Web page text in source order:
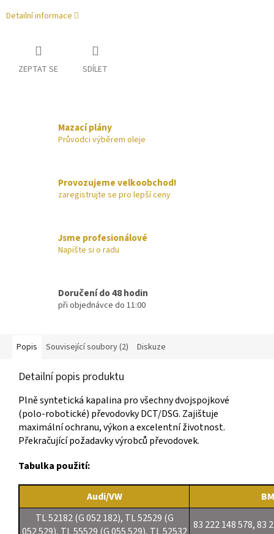
Detailní informace
ZEPTAT SE SDÍLET
Mazací plány
Průvodci výběrem oleje
Provozujeme velkoobchod!
zaregistrujte se pro lepší ceny
Jsme profesionálové
Napište si o radu
Doručení do 48 hodin
při objednávce do 11:00
Popis Související soubory (2) Diskuze
Detailní popis produktu
Plně syntetická kapalina pro všechny dvojspojkové
(polo-robotické) převodovky DCT/DSG. Zajištuje
maximální ochranu, výkon a excelentní životnost.
Překračující požadavky výrobců převodovek.
Tabulka použití:
Audi/VW
TL 52182 (G 052 182), TL 52529 (G
83 222 148 578, 83